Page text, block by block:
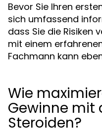
Bevor Sie Ihren
sich umfassend
dass Sie die Risiken
mit einem
Fachmann kann
Wie
Gewinne mit
Steroiden?